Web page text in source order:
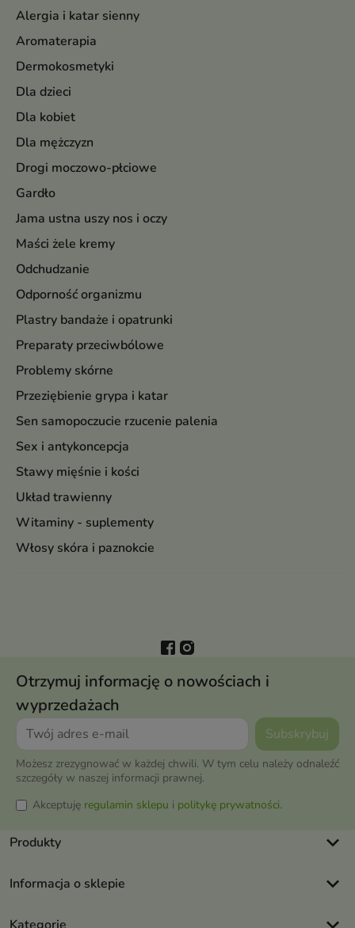
Alergia i katar sienny
Aromaterapia
Dermokosmetyki
Dla dzieci
Dla kobiet
Dla mężczyzn
Drogi moczowo-płciowe
Gardło
Jama ustna uszy nos i oczy
Maści żele kremy
Odchudzanie
Odporność organizmu
Plastry bandaże i opatrunki
Preparaty przeciwbólowe
Problemy skórne
Przeziębienie grypa i katar
Sen samopoczucie rzucenie palenia
Sex i antykoncepcja
Stawy mięśnie i kości
Układ trawienny
Witaminy - suplementy
Włosy skóra i paznokcie
Otrzymuj informację o nowościach i
wyprzedażach
Możesz zrezygnować w każdej chwili. W tym celu należy odnaleźć
szczegóły w naszej informacji prawnej.
Akceptuję regulamin sklepu i politykę prywatności.
Produkty keyboard_arrow_down
Informacja o sklepie keyboard_arrow_down